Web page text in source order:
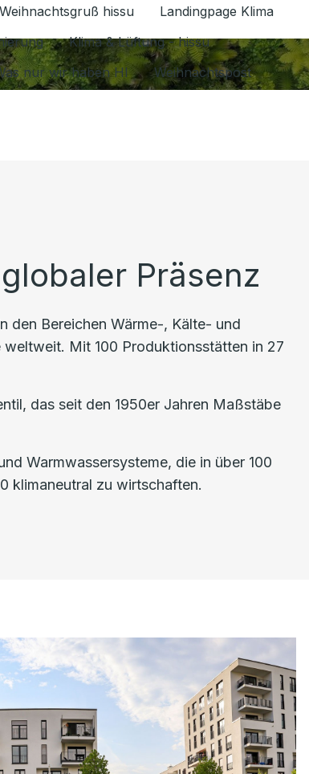
1.6.2026 umschalten
Weihnachtsgruß hissu
Landingpage Klima
Klima & Lüftung - hissu
nur wir haben HI
Weihnachtspost
Präsenz
den Bereichen Wärme-, Kälte- und
Mit 100 Produktionsstätten in 27
das seit den 1950er Jahren Maßstäbe
Warmwassersysteme, die in über 100
klimaneutral zu wirtschaften.